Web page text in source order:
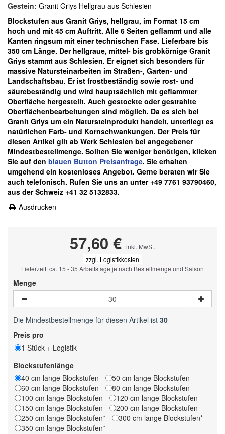
Gestein: Granit Griys Hellgrau aus Schlesien
Blockstufen aus Granit Griys, hellgrau, im Format 15 cm
hoch und mit 45 cm Auftritt. Alle 6 Seiten geflammt und alle
Kanten ringsum mit einer technischen Fase. Lieferbare bis
350 cm Länge. Der hellgraue, mittel- bis grobkörnige Granit
Griys stammt aus Schlesien. Er eignet sich besonders für
massive Natursteinarbeiten im Straßen-, Garten- und
Landschaftsbau. Er ist frostbeständig sowie rost- und
säurebeständig und wird hauptsächlich mit geflammter
Oberfläche hergestellt. Auch gestockte oder gestrahlte
Oberflächenbearbeitungen sind möglich. Da es sich bei
Granit Griys um ein Natursteinprodukt handelt, unterliegt es
natürlichen Farb- und Kornschwankungen. Der Preis für
diesen Artikel gilt ab Werk Schlesien bei angegebener
Mindestbestellmenge. Sollten Sie weniger benötigen, klicken
Sie auf den blauen Button Preisanfrage. Sie erhalten
umgehend ein kostenloses Angebot. Gerne beraten wir Sie
auch telefonisch. Rufen Sie uns an unter +49 7761 93790460,
aus der Schweiz +41 32 5132833.
Ausdrucken
57,60 € inkl. MwSt.
zzgl. Logistikkosten
Lieferzeit: ca. 15 - 35 Arbeitstage je nach Bestellmenge und Saison
Menge
Die Mindestbestellmenge für diesen Artikel ist 30
Preis pro
1 Stück + Logistik
Blockstufenlänge
40 cm lange Blockstufen
50 cm lange Blockstufen
60 cm lange Blockstufen
80 cm lange Blockstufen
100 cm lange Blockstufen
120 cm lange Blockstufen
150 cm lange Blockstufen
200 cm lange Blockstufen
250 cm lange Blockstufen*
300 cm lange Blockstufen*
350 cm lange Blockstufen*